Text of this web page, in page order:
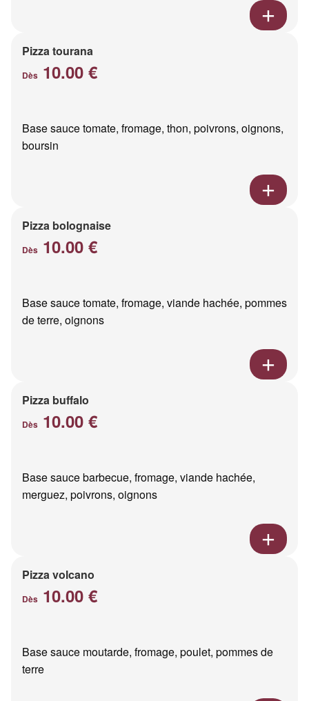
Pizza tourana
Dès 10.00 €
Base sauce tomate, fromage, thon, poivrons, oignons,
boursin
Pizza bolognaise
Dès 10.00 €
Base sauce tomate, fromage, viande hachée, pommes
de terre, oignons
Pizza buffalo
Dès 10.00 €
Base sauce barbecue, fromage, viande hachée,
merguez, poivrons, oignons
Pizza volcano
Dès 10.00 €
Base sauce moutarde, fromage, poulet, pommes de
terre